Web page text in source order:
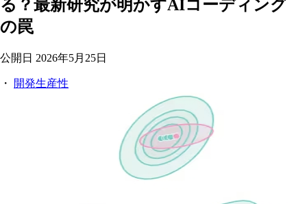
る？最新研究が明かすAIコーディング
の罠
公開日 2026年5月25日
・ 開発生産性